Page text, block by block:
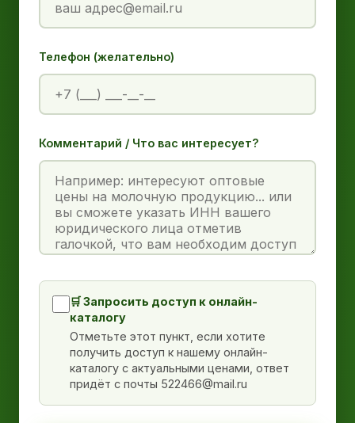
Телефон (желательно)
Комментарий / Что вас интересует?
🛒 Запросить доступ к онлайн-
каталогу
Отметьте этот пункт, если хотите
получить доступ к нашему онлайн-
каталогу с актуальными ценами, ответ
придёт с почты 522466@mail.ru